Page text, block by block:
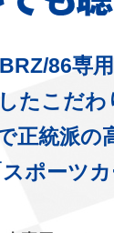
86専
たこだ
正統派の
ポーツ